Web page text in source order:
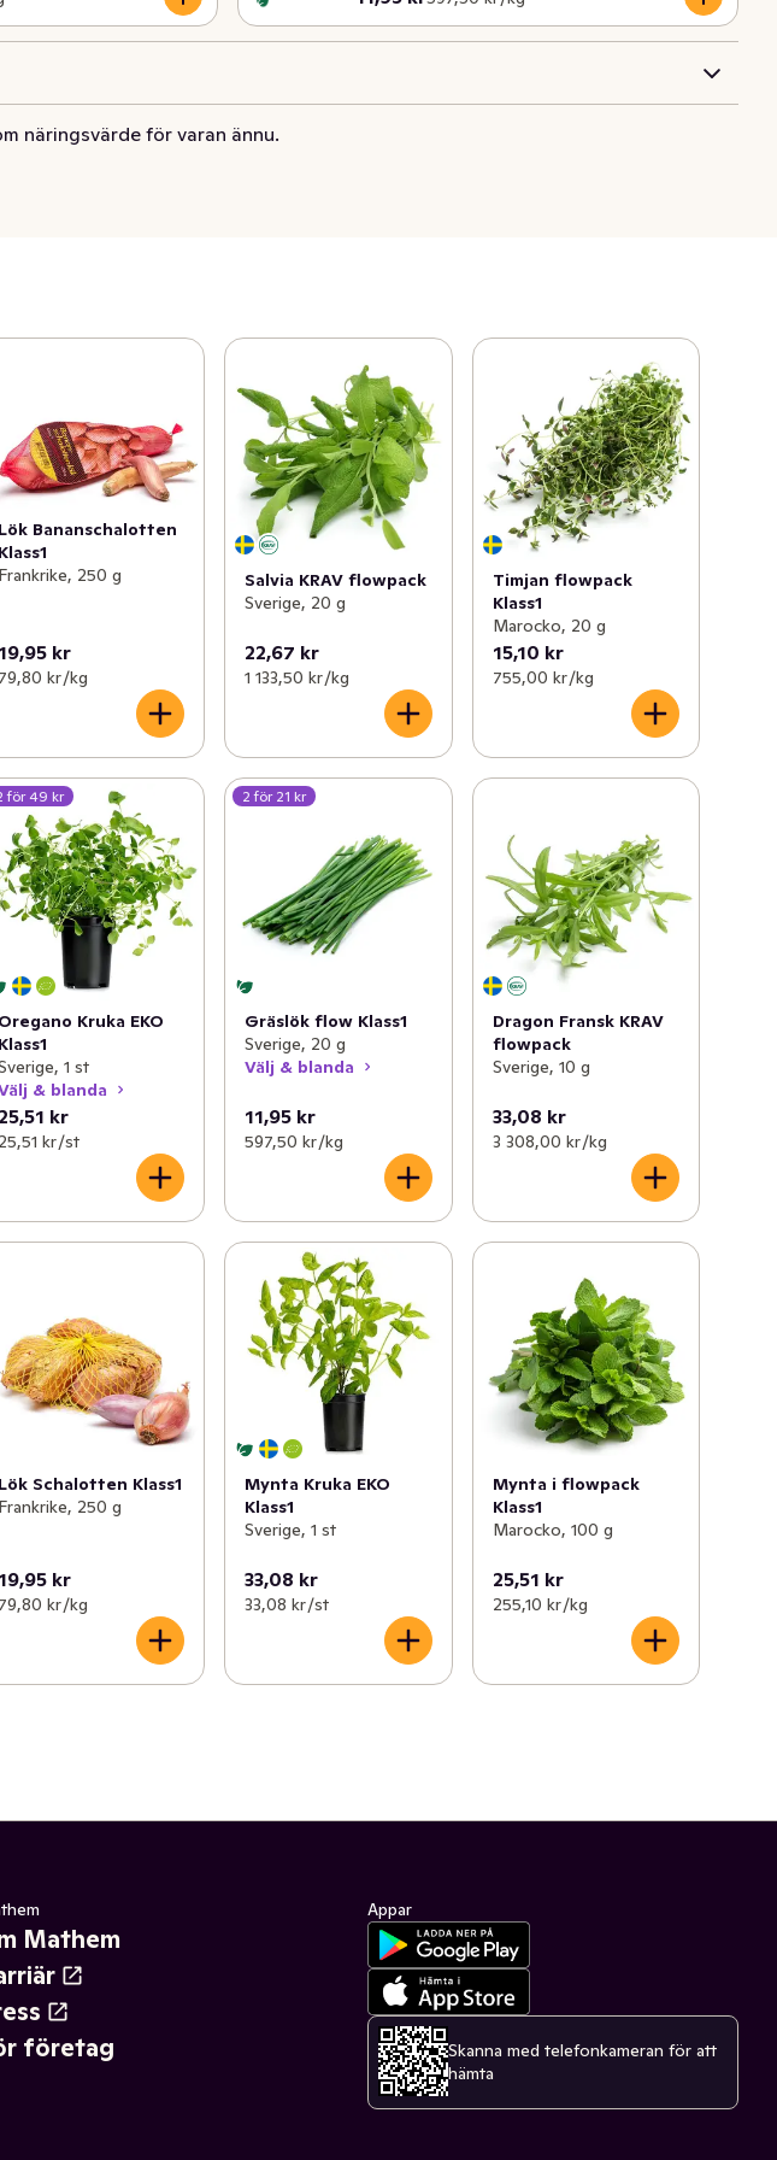
näringsvärde för varan ännu.
Lök Bananschalotten
Klass1
Frankrike, 250 g
19,95 kr
79,80 kr /kg
Salvia KRAV flowpack
Sverige, 20 g
22,67 kr
1 133,50 kr /kg
Timjan flowpack
Klass1
Marocko, 20 g
15,10 kr
755,00 kr /kg
för 49 kr
Oregano Kruka EKO
Klass1
1 st
& blanda
25,51 kr
25,51 kr /st
2 för 21 kr
Gräslök flow Klass1
Sverige, 20 g
Välj & blanda
11,95 kr
597,50 kr /kg
Dragon Fransk KRAV
flowpack
Sverige, 10 g
33,08 kr
3 308,00 kr /kg
Lök Schalotten Klass1
Frankrike, 250 g
19,95 kr
79,80 kr /kg
Mynta Kruka EKO
Klass1
Sverige, 1 st
33,08 kr
33,08 kr /st
Mynta i flowpack
Klass1
Marocko, 100 g
25,51 kr
255,10 kr /kg
Mathem
företag
Appar
Skanna med telefonkameran för att
hämta